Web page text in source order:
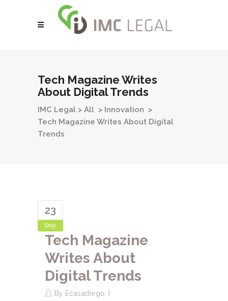
Tech Magazine Writes
About Digital Trends
IMC Legal > All > Innovation >
Tech Magazine Writes About Digital
Trends
23
Sep
Tech Magazine
Writes About
Digital Trends
By Ecasadiego